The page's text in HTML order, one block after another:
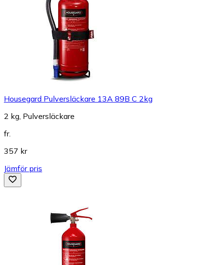
Housegard Pulversläckare 13A 89B C 2kg
2 kg, Pulversläckare
fr.
357 kr
Jämför pris